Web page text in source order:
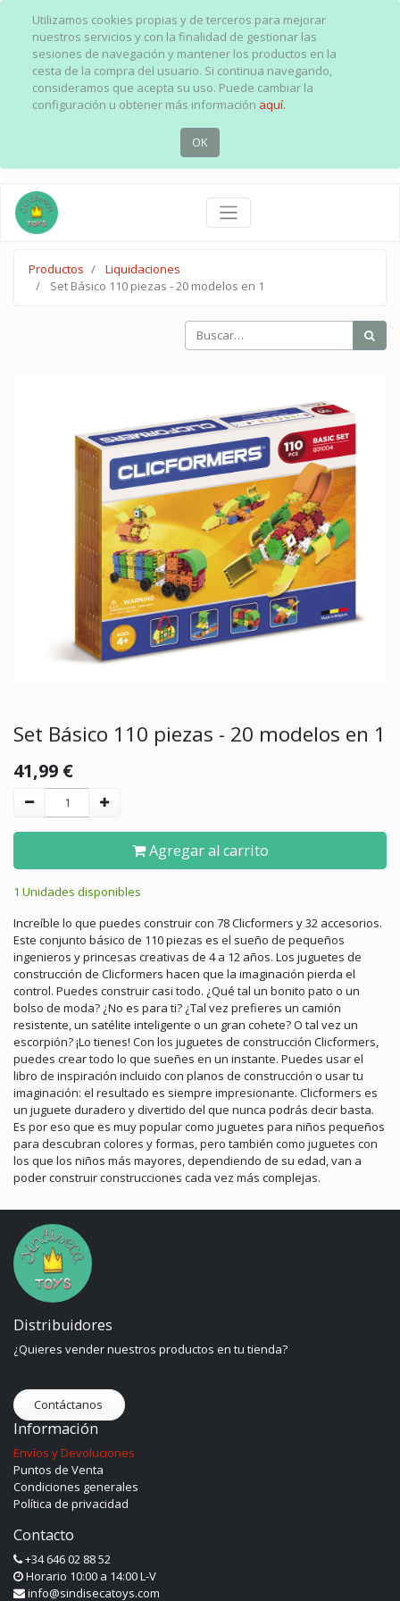
Utilizamos cookies propias y de terceros para mejorar
nuestros servicios y con la finalidad de gestionar las
sesiones de navegación y mantener los productos en la
cesta de la compra del usuario. Si continua navegando,
consideramos que acepta su uso. Puede cambiar la
configuración u obtener más información aquí.
OK
Productos
Liquidaciones
Set Básico 110 piezas - 20 modelos en 1
Set Básico 110 piezas - 20 modelos en 1
41,99 €
Agregar al carrito
1 Unidades disponibles
Increíble lo que puedes construir con 78 Clicformers y 32 accesorios.
Este conjunto básico de 110 piezas es el sueño de pequeños
ingenieros y princesas creativas de 4 a 12 años. Los juguetes de
construcción de Clicformers hacen que la imaginación pierda el
control. Puedes construir casi todo. ¿Qué tal un bonito pato o un
bolso de moda? ¿No es para ti? ¿Tal vez prefieres un camión
resistente, un satélite inteligente o un gran cohete? O tal vez un
escorpión? ¡Lo tienes! Con los juguetes de construcción Clicformers,
puedes crear todo lo que sueñes en un instante. Puedes usar el
libro de inspiración incluido con planos de construcción o usar tu
imaginación: el resultado es siempre impresionante. Clicformers es
un juguete duradero y divertido del que nunca podrás decir basta.
Es por eso que es muy popular como juguetes para niños pequeños
para descubran colores y formas, pero también como juguetes con
los que los niños más mayores, dependiendo de su edad, van a
poder construir construcciones cada vez más complejas.
Distribuidores
¿Quieres vender nuestros productos en tu tienda?
Contáctanos
Información
Envíos y Devoluciones
Puntos de Venta
Condiciones generales
Política de privacidad
Contacto
+34 646 02 88 52
Horario 10:00 a 14:00 L-V
info@sindisecatoys.com